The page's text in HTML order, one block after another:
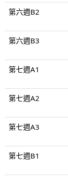
第六週B2
第六週B3
第七週A1
第七週A2
第七週A3
第七週B1